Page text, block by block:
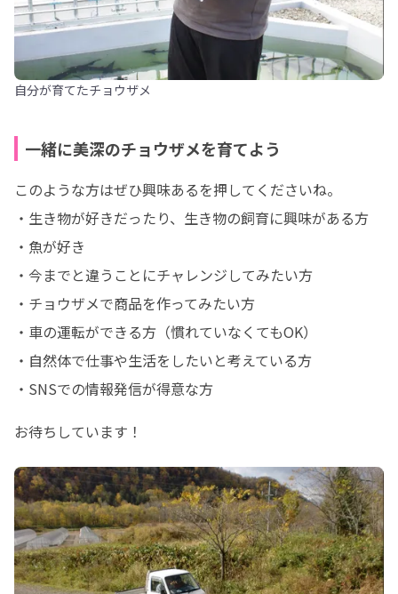
自分が育てたチョウザメ
一緒に美深のチョウザメを育てよう
このような方はぜひ興味あるを押してくださいね。
・生き物が好きだったり、生き物の飼育に興味がある方
・魚が好き
・今までと違うことにチャレンジしてみたい方
・チョウザメで商品を作ってみたい方
・車の運転ができる方（慣れていなくてもOK）
・自然体で仕事や生活をしたいと考えている方
・SNSでの情報発信が得意な方
お待ちしています！